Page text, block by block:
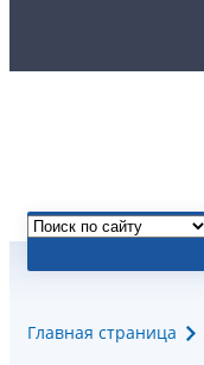
Главная страница